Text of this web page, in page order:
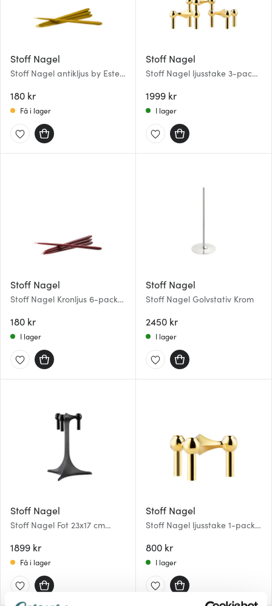
Stoff Nagel
Stoff Nagel antikljus by Ester
180 kr
Få i lager
Stoff Nagel
Stoff Nagel ljusstake 3-pack
1999 kr
I lager
Stoff Nagel
Stoff Nagel Kronljus 6-pack
180 kr
I lager
Stoff Nagel
Stoff Nagel Golvstativ Krom
2450 kr
I lager
Stoff Nagel
Stoff Nagel Fot 23x17 cm
1899 kr
Få i lager
Stoff Nagel
Stoff Nagel ljusstake 1-pack
800 kr
I lager